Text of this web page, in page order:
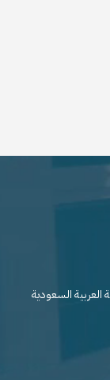
السعودية